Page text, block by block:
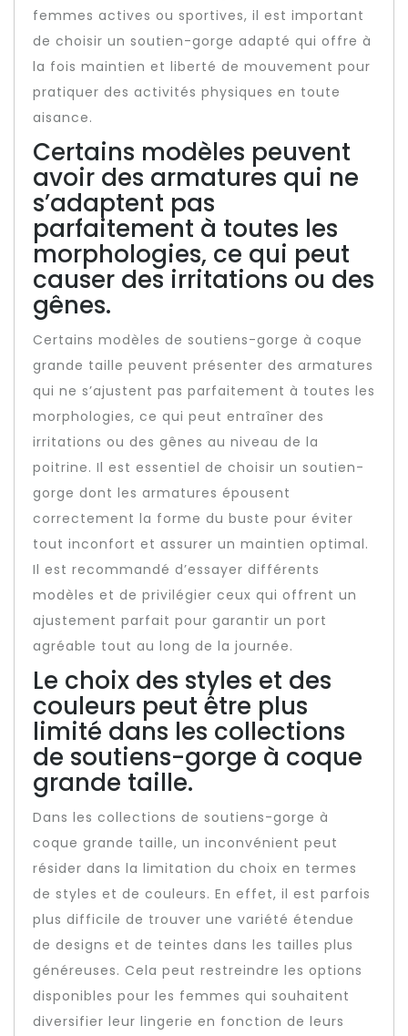
femmes actives ou sportives, il est important
de choisir un soutien-gorge adapté qui offre à
la fois maintien et liberté de mouvement pour
pratiquer des activités physiques en toute
aisance.
Certains modèles peuvent
avoir des armatures qui ne
s’adaptent pas
parfaitement à toutes les
morphologies, ce qui peut
causer des irritations ou des
gênes.
Certains modèles de soutiens-gorge à coque
grande taille peuvent présenter des armatures
qui ne s’ajustent pas parfaitement à toutes les
morphologies, ce qui peut entraîner des
irritations ou des gênes au niveau de la
poitrine. Il est essentiel de choisir un soutien-
gorge dont les armatures épousent
correctement la forme du buste pour éviter
tout inconfort et assurer un maintien optimal.
Il est recommandé d’essayer différents
modèles et de privilégier ceux qui offrent un
ajustement parfait pour garantir un port
agréable tout au long de la journée.
Le choix des styles et des
couleurs peut être plus
limité dans les collections
de soutiens-gorge à coque
grande taille.
Dans les collections de soutiens-gorge à
coque grande taille, un inconvénient peut
résider dans la limitation du choix en termes
de styles et de couleurs. En effet, il est parfois
plus difficile de trouver une variété étendue
de designs et de teintes dans les tailles plus
généreuses. Cela peut restreindre les options
disponibles pour les femmes qui souhaitent
diversifier leur lingerie en fonction de leurs